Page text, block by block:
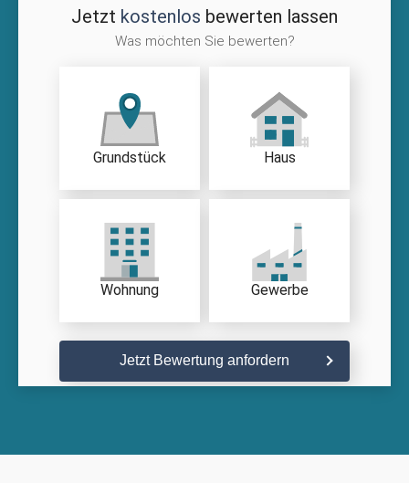
Jetzt kostenlos bewerten lassen
Was möchten Sie bewerten?
Grundstück Haus
Wohnung Gewerbe
Jetzt Bewertung anfordern